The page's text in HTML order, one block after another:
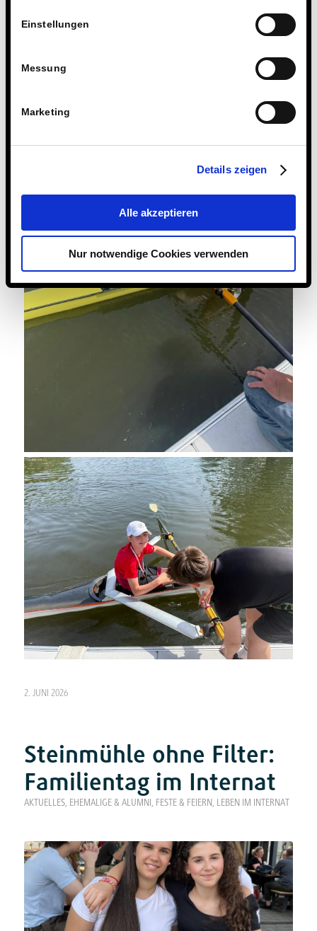
Einstellungen
Messung
Marketing
Details zeigen
Alle akzeptieren
Nur notwendige Cookies verwenden
2. JUNI 2026
Steinmühle ohne Filter:
Familientag im Internat
AKTUELLES, EHEMALIGE & ALUMNI FESTE & FEIERN, LEBEN IM INTERNAT